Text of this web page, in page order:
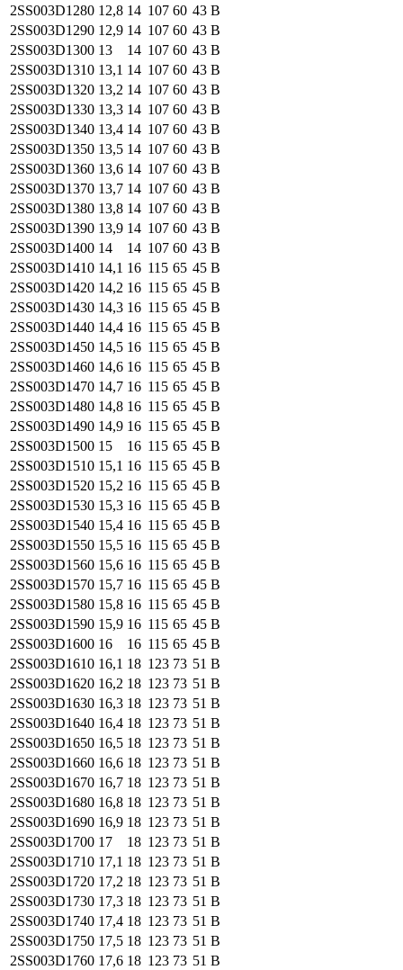
2SS003D1280 12,8 14 107 60 43 B
2SS003D1290 12,9 14 107 60 43 B
2SS003D1300 13 14 107 60 43 B
2SS003D1310 13,1 14 107 60 43 B
2SS003D1320 13,2 14 107 60 43 B
2SS003D1330 13,3 14 107 60 43 B
2SS003D1340 13,4 14 107 60 43 B
2SS003D1350 13,5 14 107 60 43 B
2SS003D1360 13,6 14 107 60 43 B
2SS003D1370 13,7 14 107 60 43 B
2SS003D1380 13,8 14 107 60 43 B
2SS003D1390 13,9 14 107 60 43 B
2SS003D1400 14 14 107 60 43 B
2SS003D1410 14,1 16 115 65 45 B
2SS003D1420 14,2 16 115 65 45 B
2SS003D1430 14,3 16 115 65 45 B
2SS003D1440 14,4 16 115 65 45 B
2SS003D1450 14,5 16 115 65 45 B
2SS003D1460 14,6 16 115 65 45 B
2SS003D1470 14,7 16 115 65 45 B
2SS003D1480 14,8 16 115 65 45 B
2SS003D1490 14,9 16 115 65 45 B
2SS003D1500 15 16 115 65 45 B
2SS003D1510 15,1 16 115 65 45 B
2SS003D1520 15,2 16 115 65 45 B
2SS003D1530 15,3 16 115 65 45 B
2SS003D1540 15,4 16 115 65 45 B
2SS003D1550 15,5 16 115 65 45 B
2SS003D1560 15,6 16 115 65 45 B
2SS003D1570 15,7 16 115 65 45 B
2SS003D1580 15,8 16 115 65 45 B
2SS003D1590 15,9 16 115 65 45 B
2SS003D1600 16 16 115 65 45 B
2SS003D1610 16,1 18 123 73 51 B
2SS003D1620 16,2 18 123 73 51 B
2SS003D1630 16,3 18 123 73 51 B
2SS003D1640 16,4 18 123 73 51 B
2SS003D1650 16,5 18 123 73 51 B
2SS003D1660 16,6 18 123 73 51 B
2SS003D1670 16,7 18 123 73 51 B
2SS003D1680 16,8 18 123 73 51 B
2SS003D1690 16,9 18 123 73 51 B
2SS003D1700 17 18 123 73 51 B
2SS003D1710 17,1 18 123 73 51 B
2SS003D1720 17,2 18 123 73 51 B
2SS003D1730 17,3 18 123 73 51 B
2SS003D1740 17,4 18 123 73 51 B
2SS003D1750 17,5 18 123 73 51 B
2SS003D1760 17,6 18 123 73 51 B